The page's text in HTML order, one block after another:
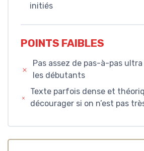
initiés
POINTS FAIBLES
Pas assez de pas-à-pas
les débutants
Texte parfois dense et
décourager si on n’est pas